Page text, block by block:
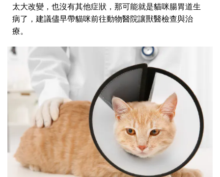
太大改變，也沒有其他症狀，那可能就是貓咪腸胃道生
病了，建議儘早帶貓咪前往動物醫院讓獸醫檢查與治
療。